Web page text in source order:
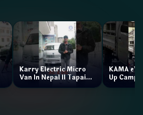
Karry Electric Micro
Van In Nepal II Tapaiko
Bazar II Jankari
KAMA eV
Up Camp